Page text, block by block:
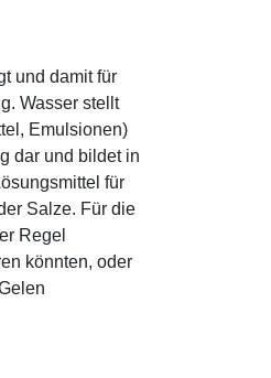
und damit für
Wasser stellt
Emulsionen)
dar und bildet in
für
Salze. Für die
Regel
könnten, oder